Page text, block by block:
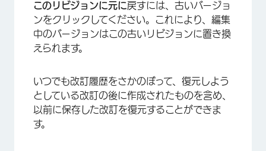
×
このリビジョンに元に戻すには、古いバージョ
ンをクリックしてください。これにより、編集
中のバージョンはこの古いリビジョンに置き換
えられます。
いつでも改訂履歴をさかのぼって、復元しよう
としている改訂の後に作成されたものを含め、
以前に保存した改訂を復元することができま
す。